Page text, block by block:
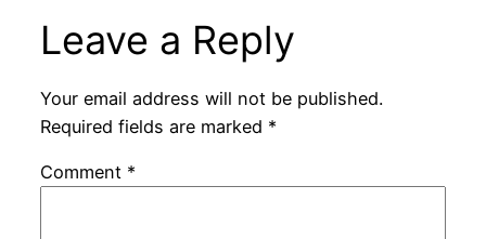
Leave a Reply
Your email address will not be published.
Required fields are marked *
Comment *